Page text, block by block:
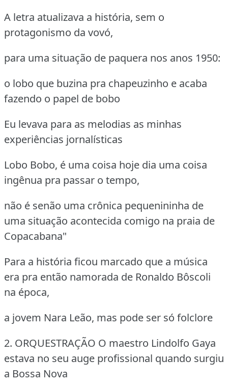
A letra atualizava a história, sem o
protagonismo da vovó,
para uma situação de paquera nos anos 1950:
o lobo que buzina pra chapeuzinho e acaba
fazendo o papel de bobo
Eu levava para as melodias as minhas
experiências jornalísticas
Lobo Bobo, é uma coisa hoje dia uma coisa
ingênua pra passar o tempo,
não é senão uma crônica pequenininha de
uma situação acontecida comigo na praia de
Copacabana"
Para a história ficou marcado que a música
era pra então namorada de Ronaldo Bôscoli
na época,
a jovem Nara Leão, mas pode ser só folclore
2. ORQUESTRAÇÃO O maestro Lindolfo Gaya
estava no seu auge profissional quando surgiu
a Bossa Nova